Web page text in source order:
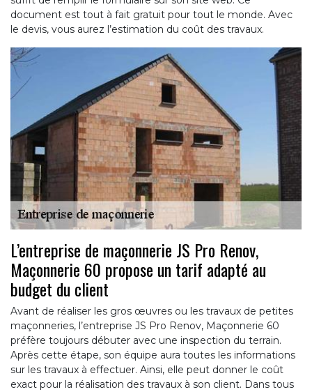
document est tout à fait gratuit pour tout le monde. Avec
le devis, vous aurez l’estimation du coût des travaux.
L’entreprise de maçonnerie JS Pro Renov,
Maçonnerie 60 propose un tarif adapté au
budget du client
Avant de réaliser les gros œuvres ou les travaux de petites
maçonneries, l’entreprise JS Pro Renov, Maçonnerie 60
préfère toujours débuter avec une inspection du terrain.
Après cette étape, son équipe aura toutes les informations
sur les travaux à effectuer. Ainsi, elle peut donner le coût
exact pour la réalisation des travaux à son client. Dans tous